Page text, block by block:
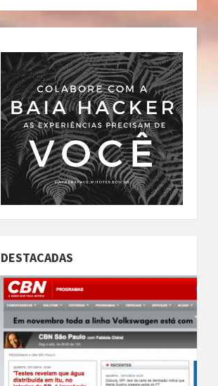
DESTACADAS